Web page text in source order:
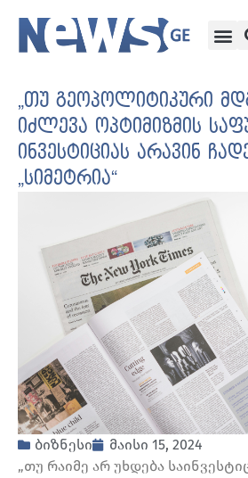
„თუ გეოპოლიტიკური
იძლევა ოპტიმიზმის
ინვესტიციას არავინ
„სიმეტრია“
ბიზნესი
მაისი 15, 2024
„თუ რაიმე არ უხდება